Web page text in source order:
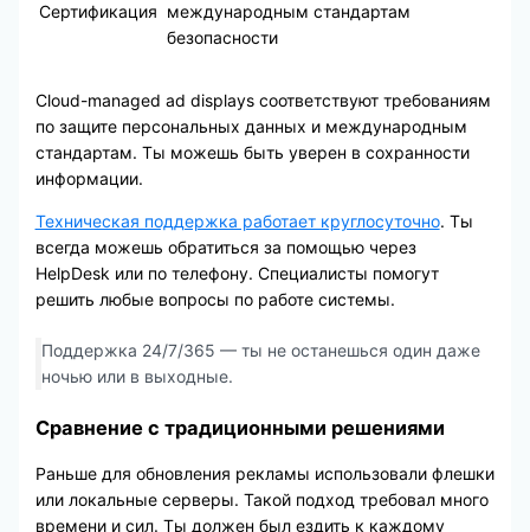
Сертификация международным стандартам
безопасности
Cloud-managed ad displays соответствуют требованиям
по защите персональных данных и международным
стандартам. Ты можешь быть уверен в сохранности
информации.
Техническая поддержка работает круглосуточно. Ты
всегда можешь обратиться за помощью через
HelpDesk или по телефону. Специалисты помогут
решить любые вопросы по работе системы.
Поддержка 24/7/365 — ты не останешься один даже
ночью или в выходные.
Сравнение с традиционными решениями
Раньше для обновления рекламы использовали флешки
или локальные серверы. Такой подход требовал много
времени и сил. Ты должен был ездить к каждому